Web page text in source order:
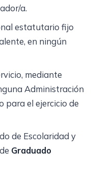
a.
estatutario fijo
en ningún
mediante
Administración
para el ejercicio de
de Escolaridad y
Graduado